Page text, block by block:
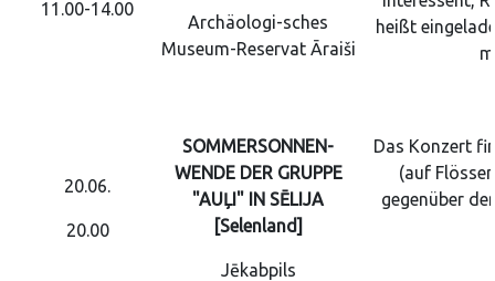
11.00-14.00
Archäologi-sches
Museum-Reservat Āraiši
heißt
20.06.
20.00
SOMMERSONNEN-
WENDE DER GRUPPE
"AUĻI" IN SĒLIJA
[Selenland]
Jēkabpils
Das Konzert
(auf
gegenüber